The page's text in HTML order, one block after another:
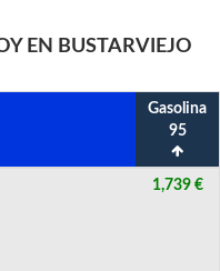
EN BUSTARVIEJO
Gasolina
95
1,739 €